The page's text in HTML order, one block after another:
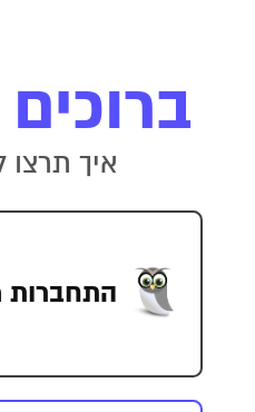
איך
התחברות